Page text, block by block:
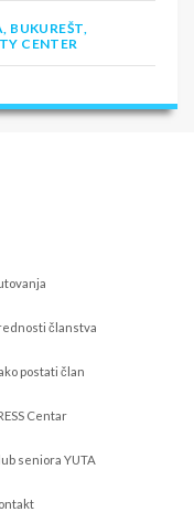
BUKUREŠT,
CENTER
članstva
postati član
Centar
seniora YUTA